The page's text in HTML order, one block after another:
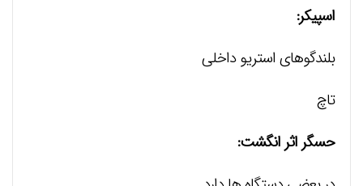
اسپیکر:
بلندگوهای استریو داخلی
تاچ
حسگر اثر انگشت: